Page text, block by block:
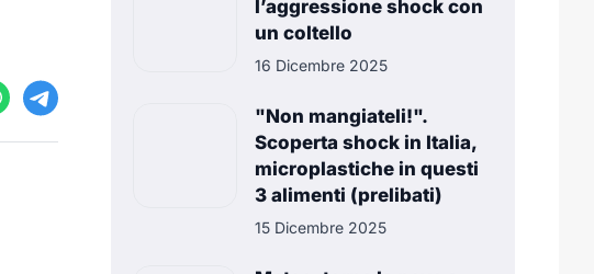
l’aggressione shock con
un coltello
16 Dicembre 2025
"Non mangiateli!".
Scoperta shock in Italia,
microplastiche in questi
3 alimenti (prelibati)
15 Dicembre 2025